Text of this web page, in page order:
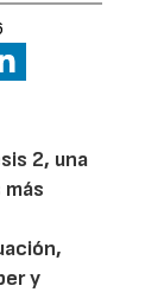
2, una
y